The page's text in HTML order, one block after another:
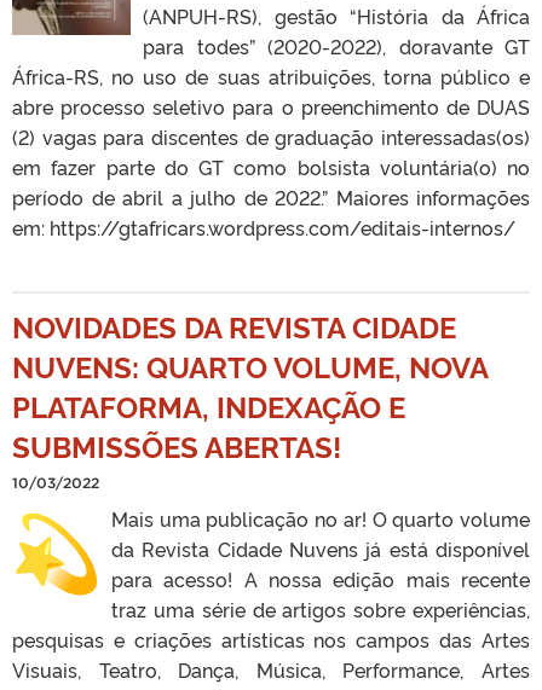
(ANPUH-RS), gestão “História da África
para todes” (2020-2022), doravante GT
África-RS, no uso de suas atribuições, torna público e
abre processo seletivo para o preenchimento de DUAS
(2) vagas para discentes de graduação interessadas(os)
em fazer parte do GT como bolsista voluntária(o) no
período de abril a julho de 2022.” Maiores informações
em: https://gtafricars.wordpress.com/editais-internos/
NOVIDADES DA REVISTA CIDADE
NUVENS: QUARTO VOLUME, NOVA
PLATAFORMA, INDEXAÇÃO E
SUBMISSÕES ABERTAS!
10/03/2022
Mais uma publicação no ar! O quarto volume
da Revista Cidade Nuvens já está disponível
para acesso! A nossa edição mais recente
traz uma série de artigos sobre experiências,
pesquisas e criações artísticas nos campos das Artes
Visuais, Teatro, Dança, Música, Performance, Artes